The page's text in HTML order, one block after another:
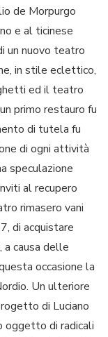
de Morpurgo
e al ticinese
un nuovo teatro
in stile eclettico,
ed il teatro
primo restauro fu
di tutela fu
di ogni attività
speculazione
al recupero
rimasero vani
di acquistare
a causa delle
occasione la
Un ulteriore
di Luciano
oggetto di radicali